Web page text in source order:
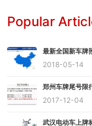
Popular
最新全国新车牌
2018-05-14
郑州车牌尾号限
2017-12-04
武汉电动车上牌